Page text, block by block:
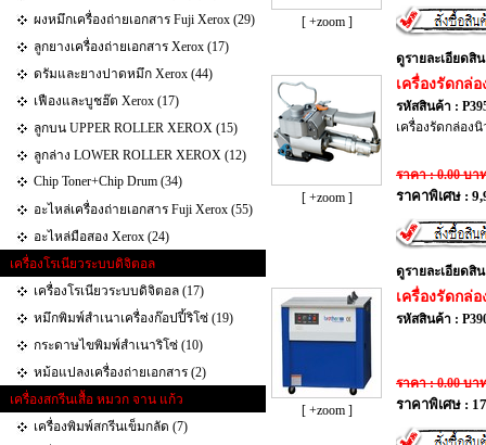
ผงหมึกเครื่องถ่ายเอกสาร Fuji Xerox (29)
ลูกยางเครื่องถ่ายเอกสาร Xerox (17)
ดรัมและยางปาดหมึก Xerox (44)
เฟืองและบูชฮ๊ต Xerox (17)
ลูกบน UPPER ROLLER XEROX (15)
ลูกล่าง LOWER ROLLER XEROX (12)
Chip Toner+Chip Drum (34)
อะไหล่เครื่องถ่ายเอกสาร Fuji Xerox (55)
อะไหล่มือสอง Xerox (24)
เครื่องโรเนียวระบบดิจิตอล
เครื่องโรเนียวระบบดิจิตอล (17)
หมึกพิมพ์สำเนาเครื่องก๊อปปี้ริโซ่ (19)
กระดาษไขพิมพ์สำเนาริโซ่ (10)
หม้อแปลงเครื่องถ่ายเอกสาร (2)
เครื่องสกรีนเสื้อ หมวก จาน แก้ว
เครื่องพิมพ์สกรีนเข็มกลัด (7)
[ +zoom ]
ดูรายละเอียดสิ
[ +zoom ]
เครื่องรัดกล่
รหัสสินค้า :
เครื่องรัดกล่อง
ราคา : 0.00 บา
ราคาพิเศษ :
ดูรายละเอียดสิ
[ +zoom ]
เครื่องรัดกล่
รหัสสินค้า :
ราคา : 0.00 บา
ราคาพิเศษ :